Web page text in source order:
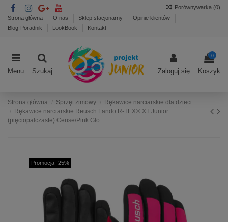
Strona główna O nas Sklep stacjonarny
Opinie klientów
Blog-Poradnik
LookBook Kontakt
Porównywarka (0)
Menu Szukaj Zaloguj się
0
Koszyk
Strona główna Sprzęt zimowy
Rękawice narciarskie dla dzieci
Rękawice narciarskie Reusch Lando R-TEX® XT Junior
(pięciopalczaste) Cerise/Pink Glo
Promocja -25%